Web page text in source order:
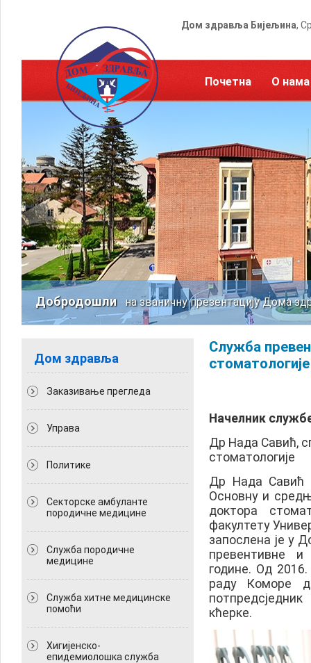
Дом здравља Бијељина,
Почетна О нама
Добродошлина званичну презентацију Дома
Дом здравља
Заказивање прегледа
Управа
Политикe
Секторске амбуланте
породичне медицине
Служба породичне
медицине
Служба хитне медицинске
помоћи
Хигијенско-
епидемиолошка служба
Служба
стоматологије
Начелник
Др Нада Савић,
стоматологије
Др Нада Савић
Основну и
доктора
факултету
запослена је у
превентивне и
године. Од
раду Коморе
кћерке.